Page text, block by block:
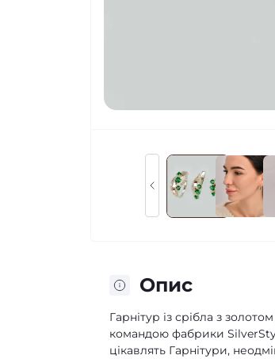
Опис
Гарнітур із срібла з
командою фабрики
цікавлять Гарнітури,